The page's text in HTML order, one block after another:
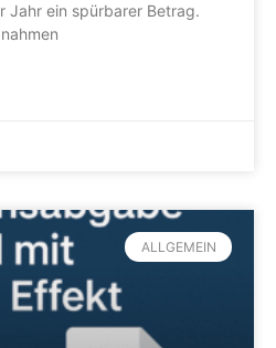
Jahr ein spürbarer Betrag.
ALLGEMEIN